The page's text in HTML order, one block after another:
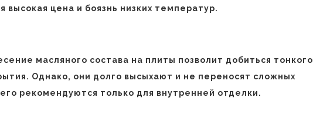
высокая цена и боязнь низких температур.
масляного состава на плиты позволит добиться тонкого
Однако, они долго высыхают и не переносят сложных
рекомендуются только для внутренней отделки.